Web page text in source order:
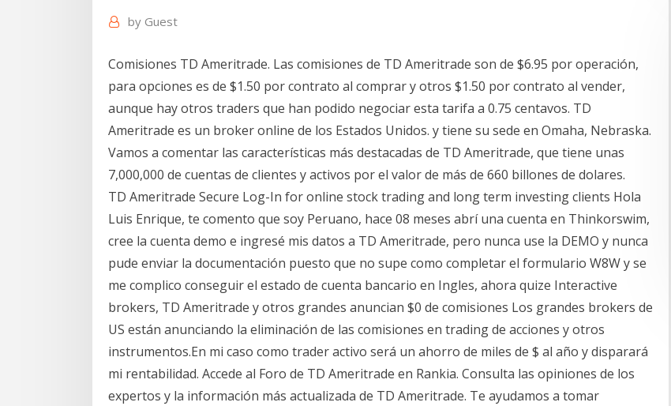
by Guest
Comisiones TD Ameritrade. Las comisiones de TD Ameritrade son de $6.95 por operación,
para opciones es de $1.50 por contrato al comprar y otros $1.50 por contrato al vender,
aunque hay otros traders que han podido negociar esta tarifa a 0.75 centavos. TD
Ameritrade es un broker online de los Estados Unidos. y tiene su sede en Omaha, Nebraska.
Vamos a comentar las características más destacadas de TD Ameritrade, que tiene unas
7,000,000 de cuentas de clientes y activos por el valor de más de 660 billones de dolares.
TD Ameritrade Secure Log-In for online stock trading and long term investing clients Hola
Luis Enrique, te comento que soy Peruano, hace 08 meses abrí una cuenta en Thinkorswim,
cree la cuenta demo e ingresé mis datos a TD Ameritrade, pero nunca use la DEMO y nunca
pude enviar la documentación puesto que no supe como completar el formulario W8W y se
me complico conseguir el estado de cuenta bancario en Ingles, ahora quize Interactive
brokers, TD Ameritrade y otros grandes anuncian $0 de comisiones Los grandes brokers de
US están anunciando la eliminación de las comisiones en trading de acciones y otros
instrumentos.En mi caso como trader activo será un ahorro de miles de $ al año y disparará
mi rentabilidad. Accede al Foro de TD Ameritrade en Rankia. Consulta las opiniones de los
expertos y la información más actualizada de TD Ameritrade. Te ayudamos a tomar